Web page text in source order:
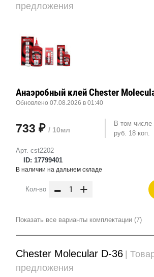
предложения
Арт. cst2202
ID: 17799401
Анаэробный клей Chester
Обновлено 07.08.2026 в 01:40
733 ₽ / 10мл
В том
руб. 18 коп.
В наличии на дальнем складе
Кол-во - +
Показать все варианты комплектации (7)
Chester Molecular D-36 |
предложения